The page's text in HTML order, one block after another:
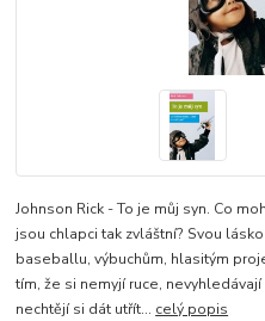
Johnson Rick - To je můj syn. Co
jsou chlapci tak zvláštní? Svou
baseballu, výbuchům, hlasitým
tím, že si nemyjí ruce,
nechtějí si dát utřít... celý popis